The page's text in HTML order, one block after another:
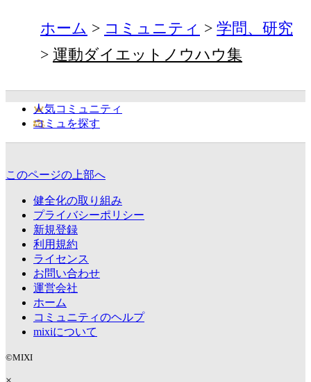
ホーム コミュニティ
学問、研究
運動ダイエットノウハウ集
人気コミュニティ
コミュを探す
このページの上部へ
健全化の取り組み
プライバシーポリシー
新規登録
利用規約
ライセンス
お問い合わせ
運営会社
ホーム
コミュニティのヘルプ
mixiについて
©MIXI